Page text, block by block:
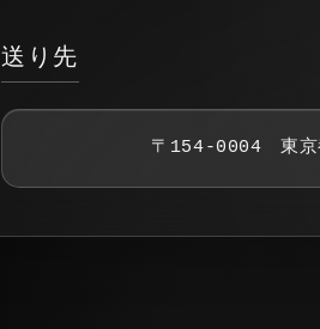
送り先
〒154-0004 東京